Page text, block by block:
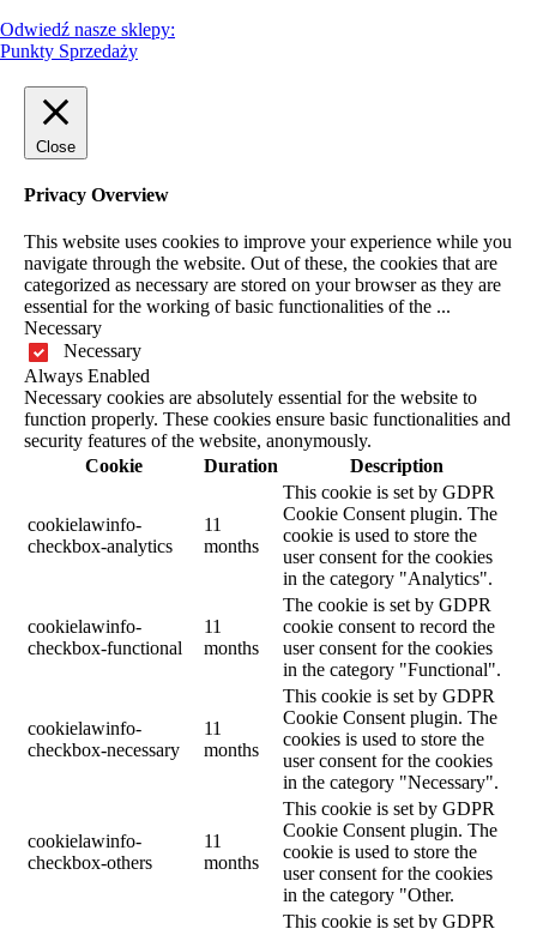
Odwiedź nasze sklepy:
Punkty Sprzedaży
Close
Privacy Overview
This website uses cookies to improve your experience while you
navigate through the website. Out of these, the cookies that are
categorized as necessary are stored on your browser as they are
essential for the working of basic functionalities of the ...
Necessary
Necessary
Always Enabled
Necessary cookies are absolutely essential for the website to
function properly. These cookies ensure basic functionalities and
security features of the website, anonymously.
Cookie
Duration Description
cookielawinfo-
checkbox-analytics
11
months
This cookie is set by GDPR
Cookie Consent plugin. The
cookie is used to store the
user consent for the cookies
in the category "Analytics".
cookielawinfo-
checkbox-functional
11
months
The cookie is set by GDPR
cookie consent to record the
user consent for the cookies
in the category "Functional".
cookielawinfo-
checkbox-necessary
11
months
This cookie is set by GDPR
Cookie Consent plugin. The
cookies is used to store the
user consent for the cookies
in the category "Necessary".
cookielawinfo-
checkbox-others
11
months
This cookie is set by GDPR
Cookie Consent plugin. The
cookie is used to store the
user consent for the cookies
in the category "Other.
This cookie is set by GDPR